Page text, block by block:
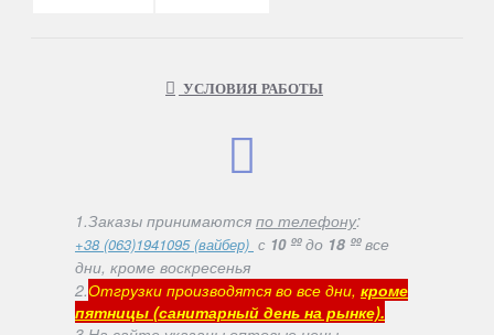
УСЛОВИЯ РАБОТЫ
1.Заказы принимаются по телефону:
+38 (063)1941095 (вайбер) с 10 ººдо 18 ººвсе
дни, кроме воскресенья
2.Отгрузки производятся во все дни, кроме
пятницы (санитарный день на рынке).